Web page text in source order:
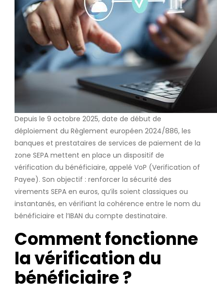
Depuis le 9 octobre 2025, date de début de
déploiement du Règlement européen 2024/886, les
banques et prestataires de services de paiement de la
zone SEPA mettent en place un dispositif de
vérification du bénéficiaire, appelé VoP (Verification of
Payee). Son objectif : renforcer la sécurité des
virements SEPA en euros, qu’ils soient classiques ou
instantanés, en vérifiant la cohérence entre le nom du
bénéficiaire et l’IBAN du compte destinataire.
Comment fonctionne
la vérification du
bénéficiaire ?